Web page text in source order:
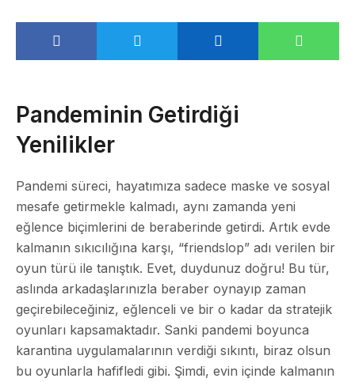
Pandeminin Getirdiği
Yenilikler
Pandemi süreci, hayatımıza sadece maske ve sosyal
mesafe getirmekle kalmadı, aynı zamanda yeni
eğlence biçimlerini de beraberinde getirdi. Artık evde
kalmanın sıkıcılığına karşı, “friendslop” adı verilen bir
oyun türü ile tanıştık. Evet, duydunuz doğru! Bu tür,
aslında arkadaşlarınızla beraber oynayıp zaman
geçirebileceğiniz, eğlenceli ve bir o kadar da stratejik
oyunları kapsamaktadır. Sanki pandemi boyunca
karantina uygulamalarının verdiği sıkıntı, biraz olsun
bu oyunlarla hafifledi gibi. Şimdi, evin içinde kalmanın